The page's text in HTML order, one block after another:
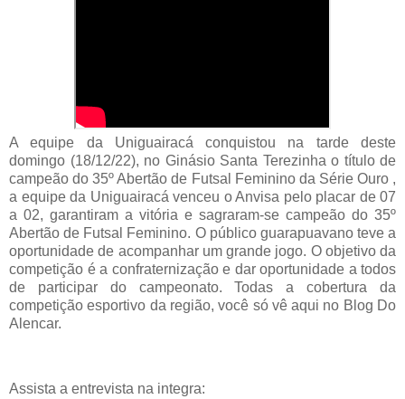
A equipe da Uniguairacá conquistou na tarde deste
domingo (18/12/22), no Ginásio Santa Terezinha o título de
campeão do 35º Abertão de Futsal Feminino da Série Ouro ,
a equipe da Uniguairacá venceu o Anvisa pelo placar de 07
a 02, garantiram a vitória e sagraram-se campeão do 35º
Abertão de Futsal Feminino. O público guarapuavano teve a
oportunidade de acompanhar um grande jogo. O objetivo da
competição é a confraternização e dar oportunidade a todos
de participar do campeonato. Todas a cobertura da
competição esportivo da região, você só vê aqui no Blog Do
Alencar.
Assista a entrevista na integra: